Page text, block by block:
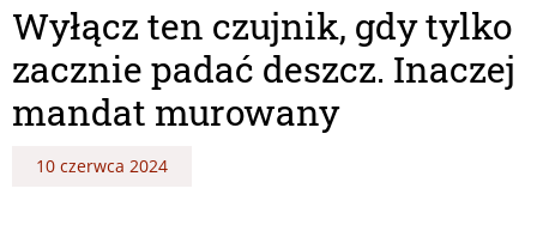
Wyłącz ten czujnik, gdy tylko
zacznie padać deszcz. Inaczej
mandat murowany
10 czerwca 2024